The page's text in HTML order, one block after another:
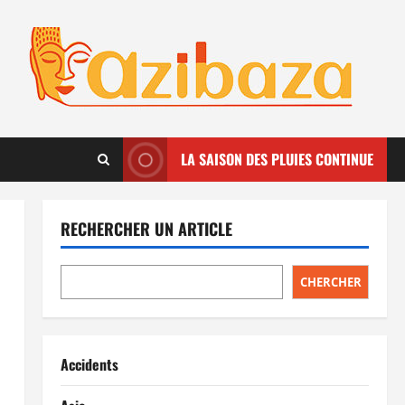
LA SAISON DES PLUIES CONTINUE
RECHERCHER UN ARTICLE
CHERCHER
Accidents